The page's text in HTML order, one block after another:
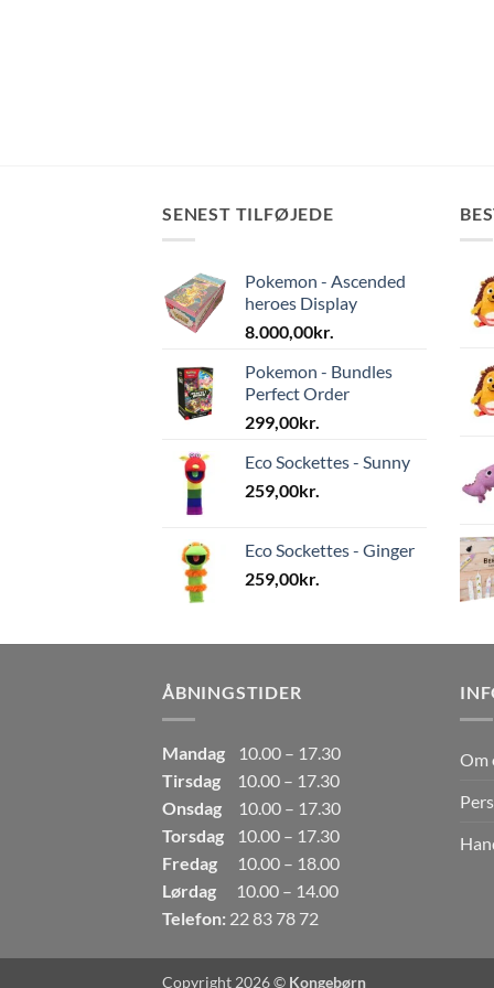
SENEST TILFØJEDE
Pokemon - Ascended
heroes Display
8.000,00kr.
Pokemon - Bundles
Perfect Order
299,00kr.
Eco Sockettes - Sunny
259,00kr.
Eco Sockettes - Ginger
259,00kr.
ÅBNINGSTIDER
Mandag
10.00 – 17.30
Tirsdag
10.00 – 17.30
Onsdag
10.00 – 17.30
Torsdag
10.00 – 17.30
Fredag
10.00 – 18.00
Lørdag
10.00 – 14.00
Telefon: 22 83 78 72
Om
Copyright 2026 © Kongebørn